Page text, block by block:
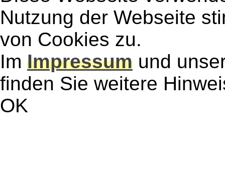
Nutzung der Webseite
von Cookies zu.
Im Impressum und
finden Sie weitere
OK